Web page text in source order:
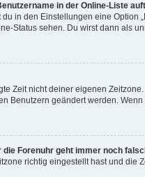
in der Online-Liste
in den Einstellungen eine
Status sehen. Du wirst dann als
Zeit nicht deiner eigenen
Benutzern geändert werden.
die Forenuhr geht immer noch
richtig eingestellt hast und die